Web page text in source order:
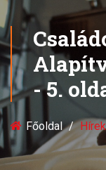
- 5.
Főoldal Hírek